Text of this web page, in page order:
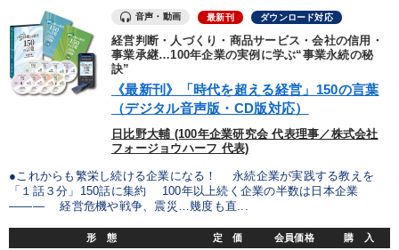
カテゴリー
オーナー社長の「現場力の経営」＋現場の「儲ける力」をさらに
高める教材２選
数字・税務・決算書
【最新刊】精神科医・和田秀樹の「老いない力」＋健康な社長と
会社をつくる厳選講話
2026年春季全国経営者セミナー収録講演ＣＤ・講演ＤＶＤ・デジ
タル版（音声／動画ストリーミング・ダウンロード）
営業・社員研修 組織・採用・スキル
音声・動画 最新刊 ダウンロード対応
経営判断・人づくり・商品サービス・会社の信用・
事業承継…100年企業の実例に学ぶ“事業永続の秘
訣”
《最新刊》「時代を超える経営」150の言葉
（デジタル音声版・CD版対応）
日比野大輔 (100年企業研究会 代表理事／株式会社
フォージョウハーフ 代表)
●これからも繁栄し続ける企業になる！ 永続企業が実践する教えを
「１話３分」150話に集約 100年以上続く企業の半数は日本企業
――― 経営危機や戦争、震災…幾度も直...
形 態 定 価 会員価格 購 入